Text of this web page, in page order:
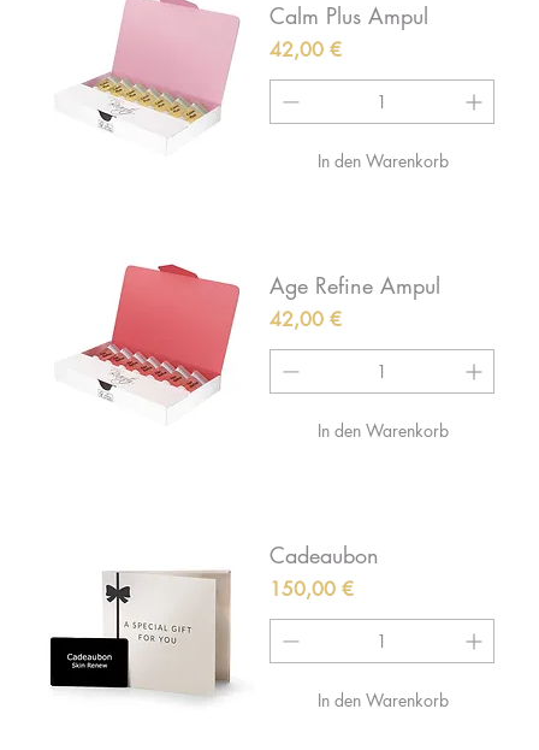
Calm Plus Ampul
Preis
42,00 €
In den Warenkorb
Age Refine Ampul
Preis
42,00 €
In den Warenkorb
Cadeaubon
Preis
150,00 €
In den Warenkorb